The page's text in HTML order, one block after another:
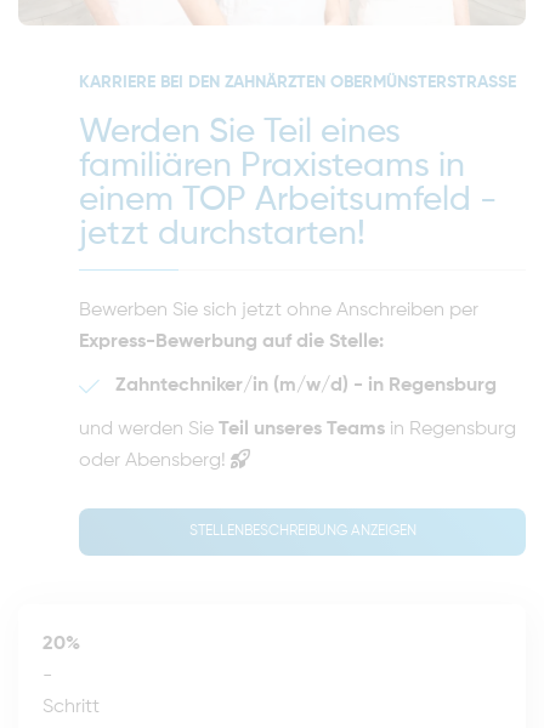
KARRIERE BEI DEN ZAHNÄRZTEN OBERMÜNSTERSTRASSE
Werden Sie Teil eines
familiären Praxisteams in
einem TOP Arbeitsumfeld -
jetzt durchstarten!
Bewerben Sie sich jetzt ohne Anschreiben per
Express-Bewerbung auf die Stelle:
Zahntechniker/in (m/w/d) - in Regensburg
und werden Sie Teil unseres Teams in Regensburg
oder Abensberg!
STELLENBESCHREIBUNG ANZEIGEN
20%
-
Schritt